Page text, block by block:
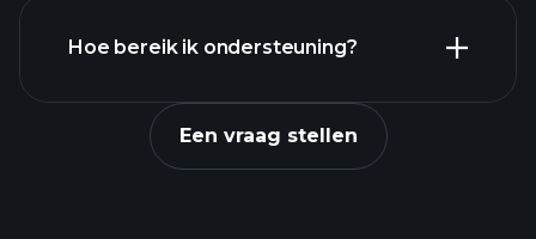
Hoe bereik ik ondersteuning?
Een vraag stellen